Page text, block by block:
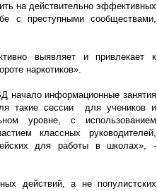
на действительно эффективных
с преступными сообществами,
выявляет и привлекает к
наркотиков».
начало информационные занятия
такие сессии для учеников и
уровне, с использованием
классных руководителей,
для работы в школах», -
действий, а не популистских